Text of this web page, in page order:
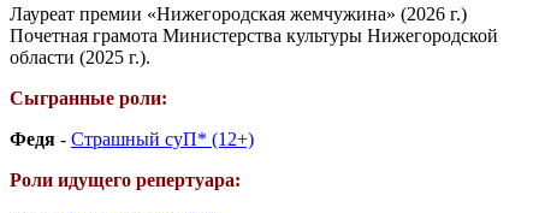
Лауреат премии «Нижегородская жемчужина» (2026 г.)
Почетная грамота Министерства культуры Нижегородской
области (2025 г.).
Сыгранные роли:
Федя - Страшный суП* (12+)
Роли идущего репертуара: